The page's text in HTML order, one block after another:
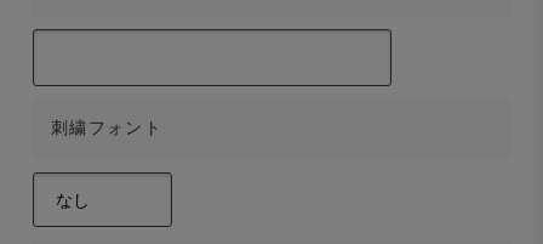
刺繍フォント